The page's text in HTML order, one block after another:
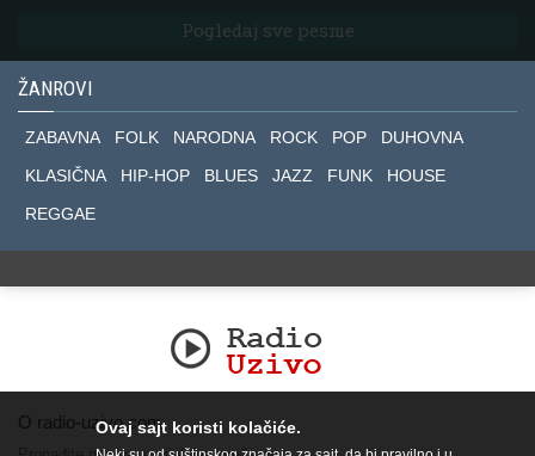
Pogledaj sve pesme
ŽANROVI
ZABAVNA FOLK NARODNA ROCK POP
DUHOVNA
KLASIČNA
HIP-HOP BLUES JAZZ FUNK
HOUSE
REGGAE
O radio-uzivo.comOvaj sajt koristi kolačiće.